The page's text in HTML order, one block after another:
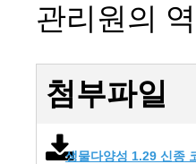
관리원의
첨부파일
생물다양성 1.29 신종